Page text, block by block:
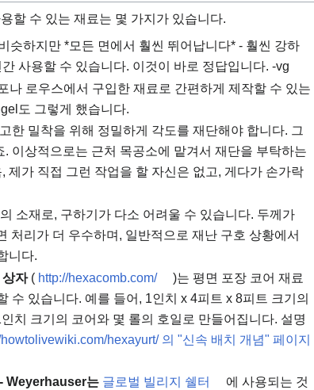
할 수 있는 재료는 몇 가지가 있습니다.
슷하지만 *모든 면에서 훨씬 뛰어납니다* - 훨씬 강하
사용할 수 있습니다. 이것이 바로 정답입니다. -vg
나 로우스에서 구입한 재료로 간편하게 제작할 수 있는
도 그렇게 했습니다.
한 밀착을 위해 정밀하게 각도를 재단해야 합니다. 그
이상적으로는 근처 목공소에 맡겨서 재단을 부탁하는
제가 직접 그런 작업을 할 자신은 없고, 게다가 손가락
소재로, 구하기가 다소 어려울 수 있습니다. 두께가
처리가 더 우수하며, 일반적으로 재난 구호 상황에서
니다.
자( http://hexacomb.com/
)는 평면 포장 코어 재료
수 있습니다. 예를 들어, 1인치 x 4피트 x 8피트 크기의
치 크기의 코어와 몇 롤의 호일로 만들어집니다. 설명
howtolivewiki.com/hexayurt/ 의 "신속 배치 개념" 페이지
Weyerhauser는 글로벌 빌리지 쉘터
에 사용되는 것